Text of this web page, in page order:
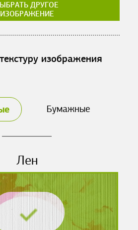
ДРУГОЕ
ИЗОБРАЖЕНИЕ
изображения
Бумажные
Лен